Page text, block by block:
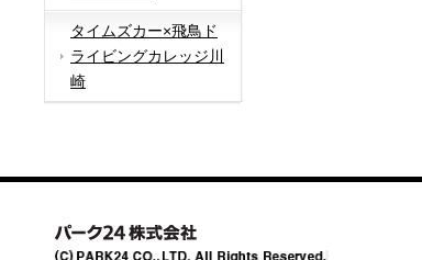
タイムズカー×飛鳥ド
ライビングカレッジ川
崎